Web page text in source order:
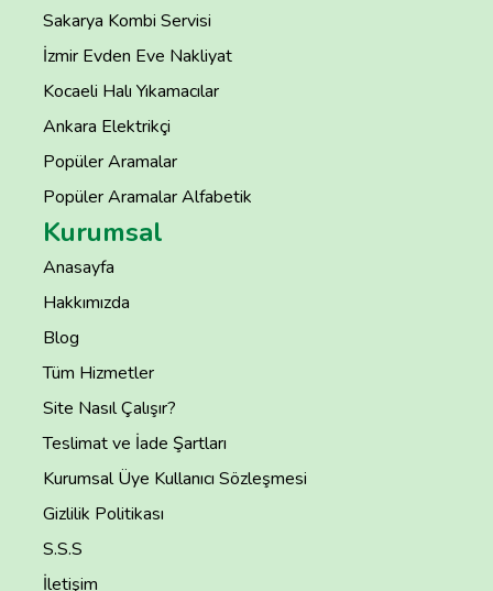
Sakarya Kombi Servisi
İzmir Evden Eve Nakliyat
Kocaeli Halı Yıkamacılar
Ankara Elektrikçi
Popüler Aramalar
Popüler Aramalar Alfabetik
Kurumsal
Anasayfa
Hakkımızda
Blog
Tüm Hizmetler
Site Nasıl Çalışır?
Teslimat ve İade Şartları
Kurumsal Üye Kullanıcı Sözleşmesi
Gizlilik Politikası
S.S.S
İletişim